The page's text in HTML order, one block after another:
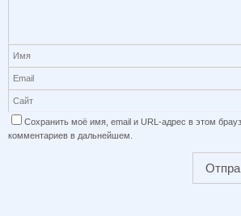
Сохранить моё имя, email и URL-адрес в этом
комментариев в дальнейшем.